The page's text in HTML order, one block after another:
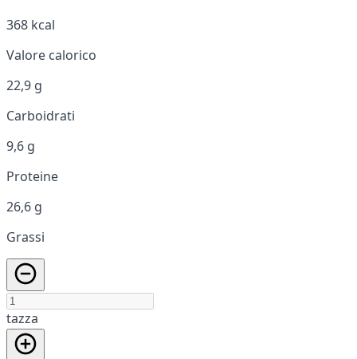
368 kcal
Valore calorico
22,9 g
Carboidrati
9,6 g
Proteine
26,6 g
Grassi
tazza